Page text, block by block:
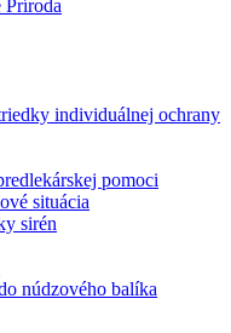
Príroda
individuálnej ochrany
pomoci
situácia
sirén
núdzového balíka